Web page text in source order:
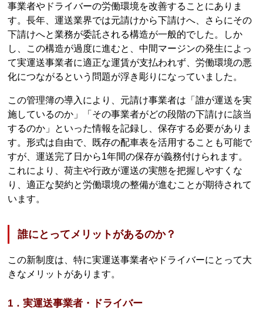
事業者やドライバーの労働環境を改善することにありま
す。長年、運送業界では元請けから下請けへ、さらにその
下請けへと業務が委託される構造が一般的でした。しか
し、この構造が過度に進むと、中間マージンの発生によっ
て実運送事業者に適正な運賃が支払われず、労働環境の悪
化につながるという問題が浮き彫りになっていました。
この管理簿の導入により、元請け事業者は「誰が運送を実
施しているのか」「その事業者がどの段階の下請けに該当
するのか」といった情報を記録し、保存する必要がありま
す。形式は自由で、既存の配車表を活用することも可能で
すが、運送完了日から1年間の保存が義務付けられます。
これにより、荷主や行政が運送の実態を把握しやすくな
り、適正な契約と労働環境の整備が進むことが期待されて
います。
誰にとってメリットがあるのか？
この新制度は、特に実運送事業者やドライバーにとって大
きなメリットがあります。
1．実運送事業者・ドライバー